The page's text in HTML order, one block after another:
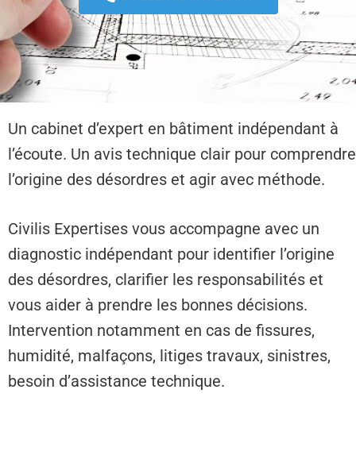
Un cabinet d’expert en bâtiment indépendant à
l’écoute. Un avis technique clair pour comprendre
l’origine des désordres et agir avec méthode.
Civilis Expertises vous accompagne avec un
diagnostic indépendant pour identifier l’origine
des désordres, clarifier les responsabilités et
vous aider à prendre les bonnes décisions.
Intervention notamment en cas de fissures,
humidité, malfaçons, litiges travaux, sinistres,
besoin d’assistance technique.